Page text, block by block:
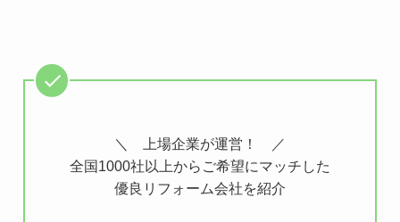
＼ 上場企業が運営！ ／
全国1000社以上からご希望にマッチした
優良リフォーム会社を紹介